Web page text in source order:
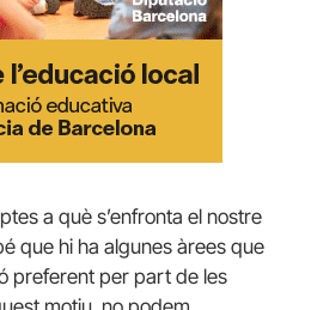
a què s’enfronta el nostre
que hi ha algunes àrees que
preferent per part de les